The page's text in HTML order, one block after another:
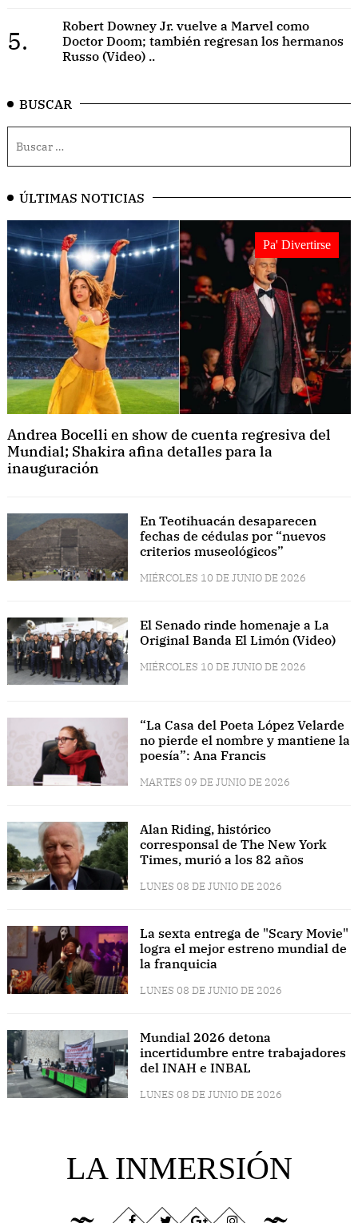
5.
Robert Downey Jr. vuelve a Marvel como
Doctor Doom; también regresan los hermanos
Russo (Video) ..
BUSCAR
ÚLTIMAS NOTICIAS
Pa' Divertirse
Andrea Bocelli en show de cuenta regresiva del
Mundial; Shakira afina detalles para la
inauguración
En Teotihuacán desaparecen
fechas de cédulas por “nuevos
criterios museológicos”
MIÉRCOLES 10 DE JUNIO DE 2026
El Senado rinde homenaje a La
Original Banda El Limón (Video)
MIÉRCOLES 10 DE JUNIO DE 2026
“La Casa del Poeta López Velarde
no pierde el nombre y mantiene la
poesía”: Ana Francis
MARTES 09 DE JUNIO DE 2026
Alan Riding, histórico
corresponsal de The New York
Times, murió a los 82 años
LUNES 08 DE JUNIO DE 2026
La sexta entrega de "Scary Movie"
logra el mejor estreno mundial de
la franquicia
LUNES 08 DE JUNIO DE 2026
Mundial 2026 detona
incertidumbre entre trabajadores
del INAH e INBAL
LUNES 08 DE JUNIO DE 2026
LA INMERSIÓN